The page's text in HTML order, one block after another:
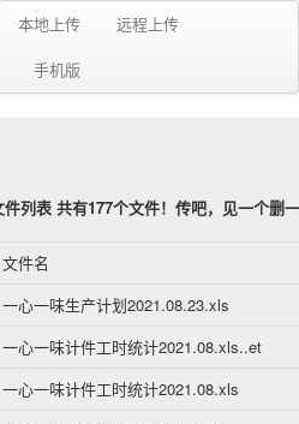
本地上传
远程上传
手机版
列表 共有177个文件！传吧，见一个删
文件名
一心一味生产计划2021.08.23.xls
一心一味计件工时统计2021.08.xls..et
一心一味计件工时统计2021.08.xls